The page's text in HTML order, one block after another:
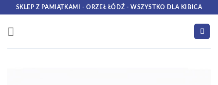
content
SKLEP Z PAMIĄTKAMI - ORZEŁ ŁÓDŹ - WSZYSTKO DLA KIBICA